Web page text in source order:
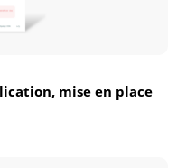
mise en place